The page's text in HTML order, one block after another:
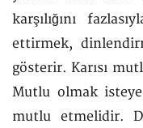
karşılığını
ettirmek,
gösterir. Karısı
Mutlu olmak
mutlu etmelidir.